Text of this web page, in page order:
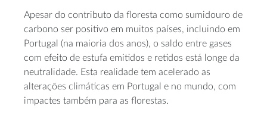
Apesar do contributo da floresta como sumidouro de
carbono ser positivo em muitos países, incluindo em
Portugal (na maioria dos anos), o saldo entre gases
com efeito de estufa emitidos e retidos está longe da
neutralidade. Esta realidade tem acelerado as
alterações climáticas em Portugal e no mundo, com
impactes também para as florestas.